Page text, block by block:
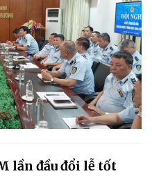
lần đầu đổi lễ tốt